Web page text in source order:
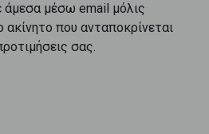
άμεσα μέσω email μόλις
ακίνητο που ανταποκρίνεται
σας.